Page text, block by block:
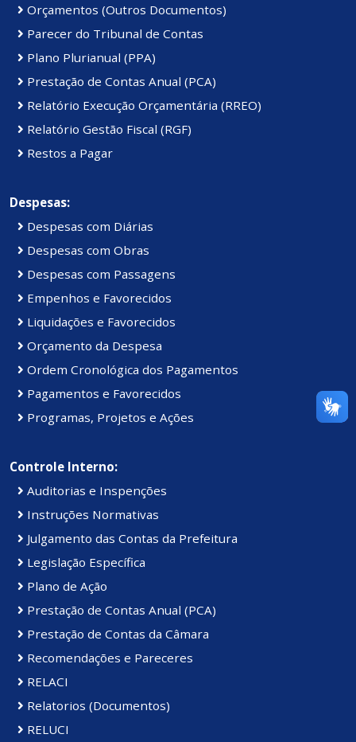
Orçamentos (Outros Documentos)
Parecer do Tribunal de Contas
Plano Plurianual (PPA)
Prestação de Contas Anual (PCA)
Relatório Execução Orçamentária (RREO)
Relatório Gestão Fiscal (RGF)
Restos a Pagar
Despesas:
Despesas com Diárias
Despesas com Obras
Despesas com Passagens
Empenhos e Favorecidos
Liquidações e Favorecidos
Orçamento da Despesa
Ordem Cronológica dos Pagamentos
Pagamentos e Favorecidos
Programas, Projetos e Ações
Controle Interno:
Auditorias e Inspenções
Instruções Normativas
Julgamento das Contas da Prefeitura
Legislação Específica
Plano de Ação
Prestação de Contas Anual (PCA)
Prestação de Contas da Câmara
Recomendações e Pareceres
RELACI
Relatorios (Documentos)
RELUCI